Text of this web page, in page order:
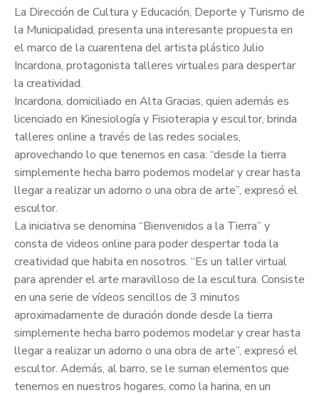
La Dirección de Cultura y Educación, Deporte y Turismo de
la Municipalidad, presenta una interesante propuesta en
el marco de la cuarentena del artista plástico Julio
Incardona, protagonista talleres virtuales para despertar
la creatividad.
Incardona, domiciliado en Alta Gracias, quien además es
licenciado en Kinesiología y Fisioterapia y escultor, brinda
talleres online a través de las redes sociales,
aprovechando lo que tenemos en casa: “desde la tierra
simplemente hecha barro podemos modelar y crear hasta
llegar a realizar un adorno o una obra de arte”, expresó el
escultor.
La iniciativa se denomina “Bienvenidos a la Tierra” y
consta de videos online para poder despertar toda la
creatividad que habita en nosotros. “Es un taller virtual
para aprender el arte maravilloso de la escultura. Consiste
en una serie de vídeos sencillos de 3 minutos
aproximadamente de duración donde desde la tierra
simplemente hecha barro podemos modelar y crear hasta
llegar a realizar un adorno o una obra de arte”, expresó el
escultor. Además, al barro, se le suman elementos que
tenemos en nuestros hogares, como la harina, en un